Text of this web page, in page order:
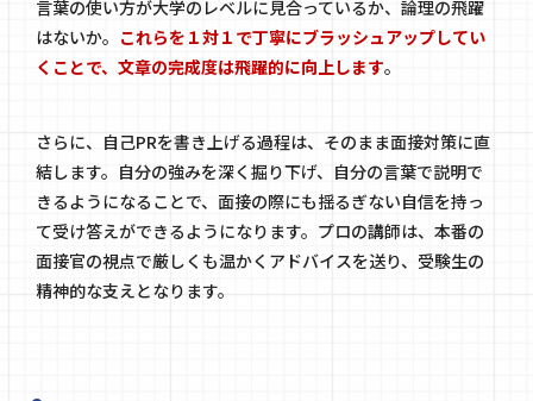
言葉の使い方が大学のレベルに見合っているか、論理の飛躍
はないか。 これらを１対１で丁寧にブラッシュアップしてい
くことで、文章の完成度は飛躍的に向上します。
さらに、自己PRを書き上げる過程は、そのまま面接対策に直
結します。自分の強みを深く掘り下げ、自分の言葉で説明で
きるようになることで、面接の際にも揺るぎない自信を持っ
て受け答えができるようになります。プロの講師は、本番の
面接官の視点で厳しくも温かくアドバイスを送り、受験生の
精神的な支えとなります。